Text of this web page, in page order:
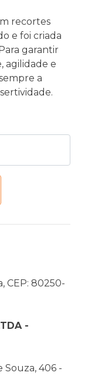
recortes
e foi criada
garantir
agilidade e
a
CEP: 80250-
-
Souza, 406 -